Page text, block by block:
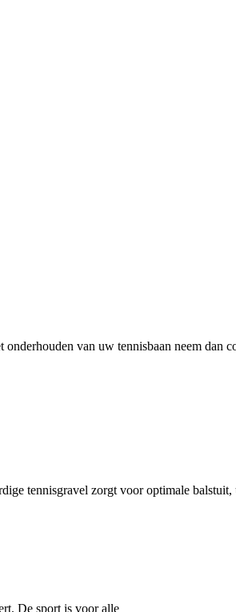
van uw tennisbaan neem dan
tennisgravel zorgt voor optimale balstuit,
De sport is voor alle